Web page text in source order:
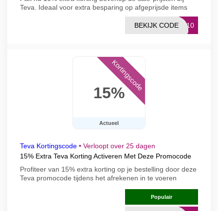
Teva. Ideaal voor extra besparing op afgeprijsde items
RA10
BEKIJK CODE
15%
Actueel
Kortingscode
Teva Kortingscode • Verloopt over 25 dagen
15% Extra Teva Korting Activeren Met Deze Promocode
Profiteer van 15% extra korting op je bestelling door deze
Teva promocode tijdens het afrekenen in te voeren
Populair